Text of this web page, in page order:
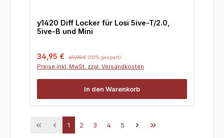
y1420 Diff Locker für Losi 5ive-T/2.0,
5ive-B und Mini
Verkaufspreis:
34,95 € Regulärer Preis:
69,90 € (50% gespart)
Preise inkl. MwSt. zzgl. Versandkosten
In den Warenkorb
Seite
1 Seite
2 Seite
3 Seite
4 Seite
5